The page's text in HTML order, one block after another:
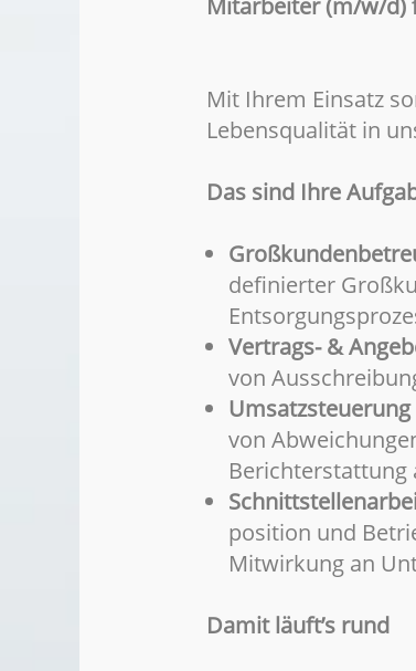
Mitarbeiter (m/w/d)
Mit Ihrem Einsatz
Lebensqualität in
Das sind Ihre
definierter
Vertrags- &
von
von
Berichterstattung
position und
Mitwirkung an
Damit läuft’s rund